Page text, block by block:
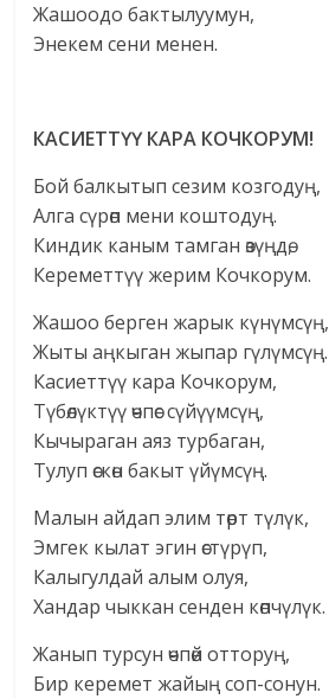
Жашоодо бактылуумун,
Энекем сени менен.
КАСИЕТТҮҮКАРА КОЧКОРУМ!
Бой балкытып сезим козгодуң,
Алга сүрөп мени коштодуң.
Киндик каным тамган өзүңдө,
Кереметтүү жерим Кочкорум.
Жашоо берген жарык күнүмсүң,
Жыты аңкыган жыпар гүлүмсүң.
Касиеттүү кара Кочкорум,
Түбөлүктүү өчпөс сүйүүмсүң,
Кычыраган аяз турбаган,
Тулуп өскөн бакыт үйүмсүң.
Малын айдап элим төрт түлүк,
Эмгек кылат эгин өстүрүп,
Калыгулдай алым олуя,
Хандар чыккан сенден көпчүлүк.
Жанып турсун өчпөй отторуң,
Бир керемет жайың соп-сонун.